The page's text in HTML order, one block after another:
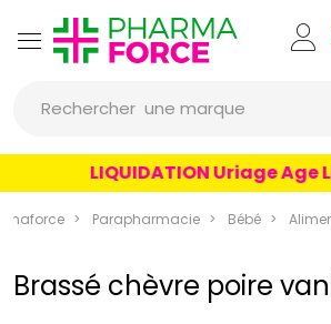
Rechercher une marque
un produit
LIQUIDATION Uriage Age
Parapharmacie Bébé
Brassé chèvre poire